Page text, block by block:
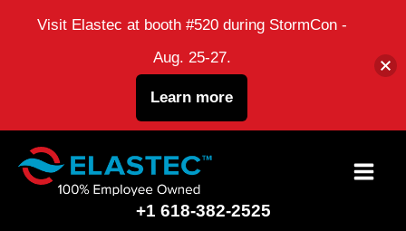
перейти
+1 618-382-2525
Visit Elastec at booth #520 during StormCon -
Aug. 25-27.
Learn more